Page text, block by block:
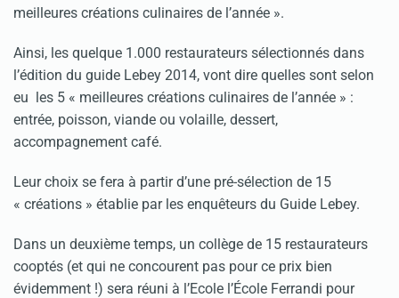
meilleures créations culinaires de l’année ».
Ainsi, les quelque 1.000 restaurateurs sélectionnés dans
l’édition du guide Lebey 2014, vont dire quelles sont selon
eu les 5 « meilleures créations culinaires de l’année » :
entrée, poisson, viande ou volaille, dessert,
accompagnement café.
Leur choix se fera à partir d’une pré-sélection de 15
« créations » établie par les enquêteurs du Guide Lebey.
Dans un deuxième temps, un collège de 15 restaurateurs
cooptés (et qui ne concourent pas pour ce prix bien
évidemment !) sera réuni à l’Ecole l’École Ferrandi pour